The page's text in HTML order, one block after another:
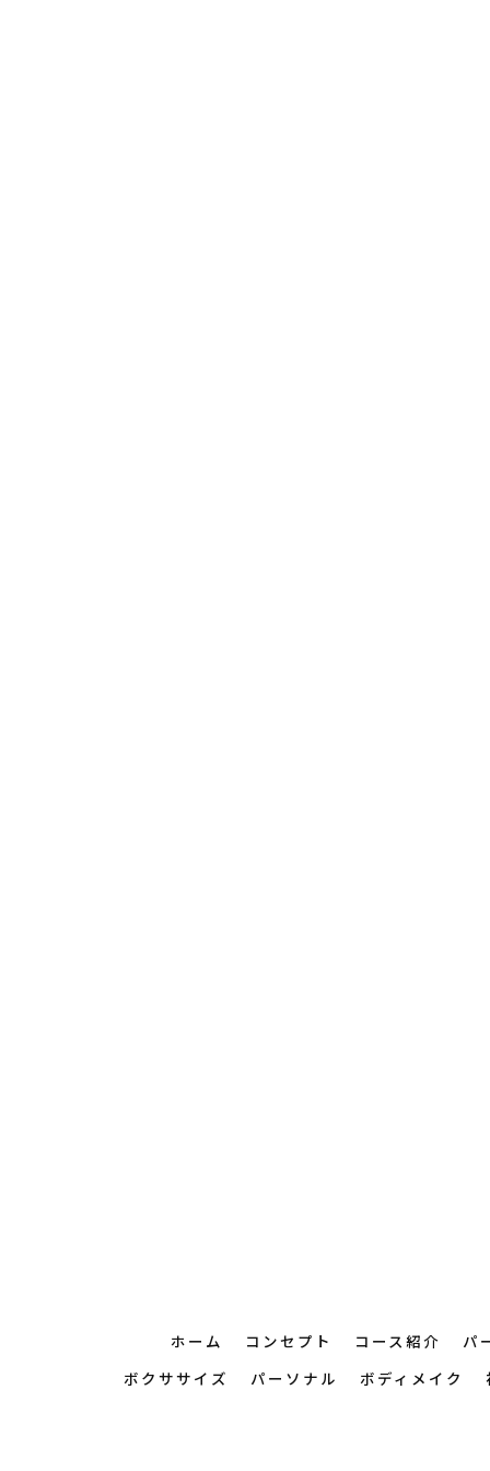
ホーム コンセプト コース紹介 パ
ボクササイズ
パーソナル ボディメイク